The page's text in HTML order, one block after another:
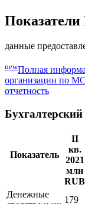
данные
newПолная
организации по
отчетность
Показатель
II
кв.
2021
млн
RUB
Денежные
179